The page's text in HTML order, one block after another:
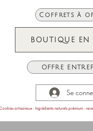
Coffrets à
BOUTIQUE EN
OFFRE
Se
Cookies artisanaux - Ingrédients naturels prémium -